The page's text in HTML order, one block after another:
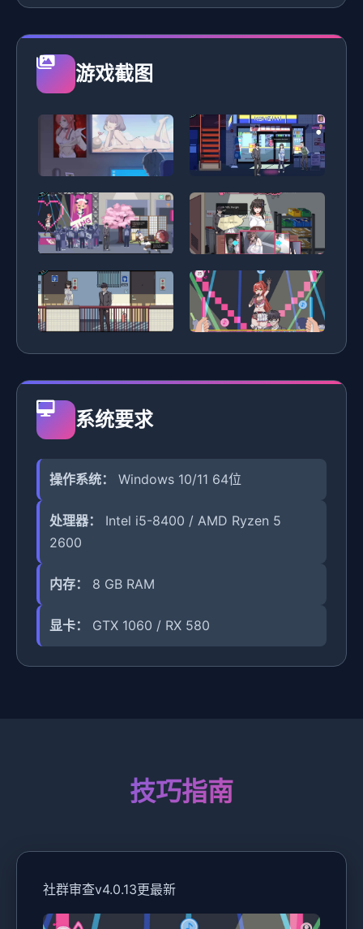
游戏截图
系统要求
操作系统： Windows 10/11 64位
处理器：
Intel i5-8400 / AMD Ryzen 5
2600
内存： 8 GB RAM
显卡： GTX 1060 / RX 580
技巧指南
社群审查v4.0.13更最新